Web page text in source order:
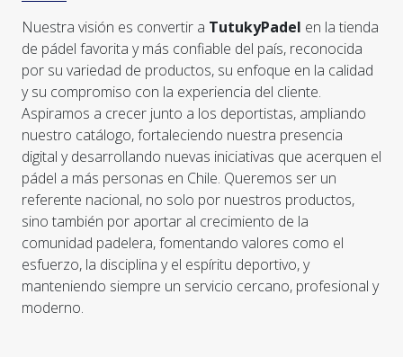
Nuestra visión es convertir a TutukyPadel en la tienda
de pádel favorita y más confiable del país, reconocida
por su variedad de productos, su enfoque en la calidad
y su compromiso con la experiencia del cliente.
Aspiramos a crecer junto a los deportistas, ampliando
nuestro catálogo, fortaleciendo nuestra presencia
digital y desarrollando nuevas iniciativas que acerquen el
pádel a más personas en Chile. Queremos ser un
referente nacional, no solo por nuestros productos,
sino también por aportar al crecimiento de la
comunidad padelera, fomentando valores como el
esfuerzo, la disciplina y el espíritu deportivo, y
manteniendo siempre un servicio cercano, profesional y
moderno.